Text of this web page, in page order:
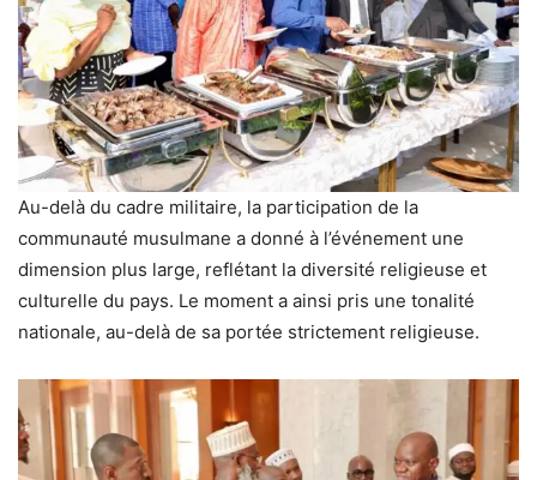
Au-delà du cadre militaire, la participation de la
communauté musulmane a donné à l’événement une
dimension plus large, reflétant la diversité religieuse et
culturelle du pays. Le moment a ainsi pris une tonalité
nationale, au-delà de sa portée strictement religieuse.